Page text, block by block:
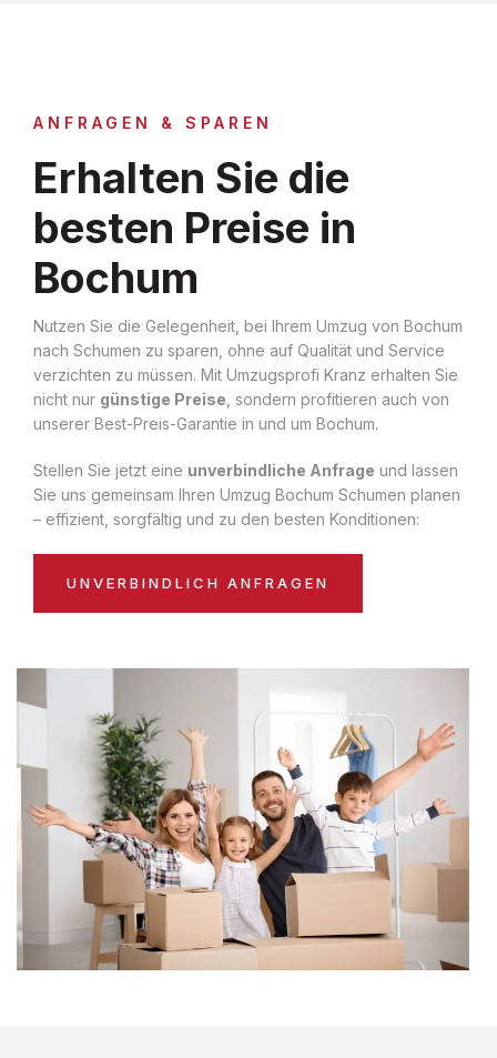
ANFRAGEN & SPAREN
Erhalten Sie die
besten Preise in
Bochum
Nutzen Sie die Gelegenheit, bei Ihrem Umzug von Bochum
nach Schumen zu sparen, ohne auf Qualität und Service
verzichten zu müssen. Mit Umzugsprofi Kranz erhalten Sie
nicht nur günstige Preise , sondern profitieren auch von
unserer Best-Preis-Garantie in und um Bochum.
Stellen Sie jetzt eine unverbindliche Anfrage und lassen
Sie uns gemeinsam Ihren Umzug Bochum Schumen planen
– effizient, sorgfältig und zu den besten Konditionen:
UNVERBINDLICH ANFRAGEN